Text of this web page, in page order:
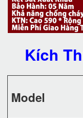
Kích
Model